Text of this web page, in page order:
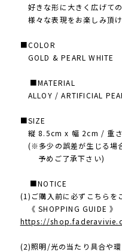
好きな形に大きく広げて
様々な表現をお楽しみ頂け
■COLOR
GOLD & PEARL WHITE
■MATERIAL
ALLOY / ARTIFICIAL
■SIZE
縦 8.5cm x 幅 2cm / 重
(※多少の誤差が生じる場
予めご了承下さい)
■NOTICE
(1)ご購入前に必ずこちらを
《 SHOPPING GUIDE 》
https://
(2)照明/光の当たり具合や